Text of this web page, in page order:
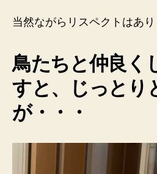
当然ながらリスペクトはあり
鳥たちと仲良く
すと、じっとり
が・・・